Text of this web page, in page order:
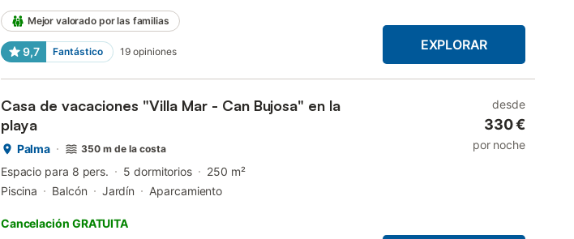
Mejor valorado por las familias
9,7 Fantástico 19 opiniones EXPLORAR
Casa de vacaciones "Villa Mar - Can Bujosa" en la
playa
Palma 350 m de la costa
Espacio para 8 pers. 5 dormitorios
250 m²
Piscina
Balcón Jardín Aparcamiento
Cancelación GRATUITA
desde
330 €
por noche